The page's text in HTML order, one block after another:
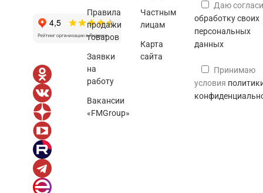
Правила
продажи
товаров
Заявки
на
работу
Вакансии
«FMGroup»
Частным
лицам
Карта
сайта
Даю
обработку своих
персональных
данных
Принимаю
условия